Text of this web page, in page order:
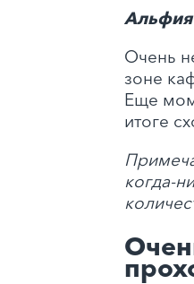
Очень
зоне
Еще
итоге
когда-